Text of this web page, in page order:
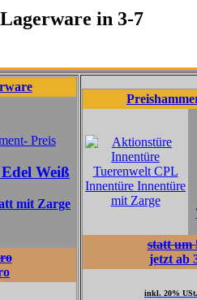
in 3-7
Preishammer
CPL
Türblatt
statt um 517 €uro
jetzt ab 362 €uro
inkl. 20% USt. zzgl. Versand